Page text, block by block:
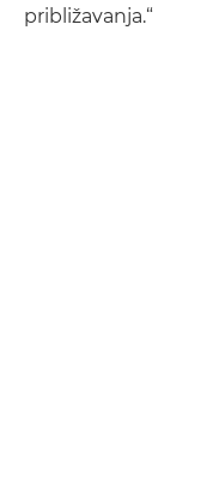
približavanja.“